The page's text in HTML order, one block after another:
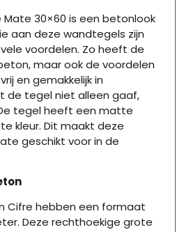
30×60 is een betonlook
aan deze wandtegels zijn
voordelen. Zo heeft de
maar ook de voordelen
en gemakkelijk in
de tegel niet alleen gaaf,
tegel heeft een matte
kleur. Dit maakt deze
geschikt voor in de
Cifre hebben een formaat
Deze rechthoekige grote